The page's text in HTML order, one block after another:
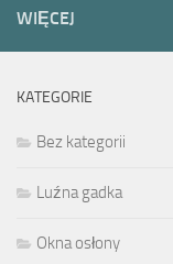
WIĘCEJ
KATEGORIE
Bez kategorii
Luźna gadka
Okna osłony